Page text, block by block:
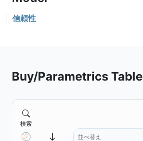
信頼性
Buy/Parametrics Table
検索
並べ替え